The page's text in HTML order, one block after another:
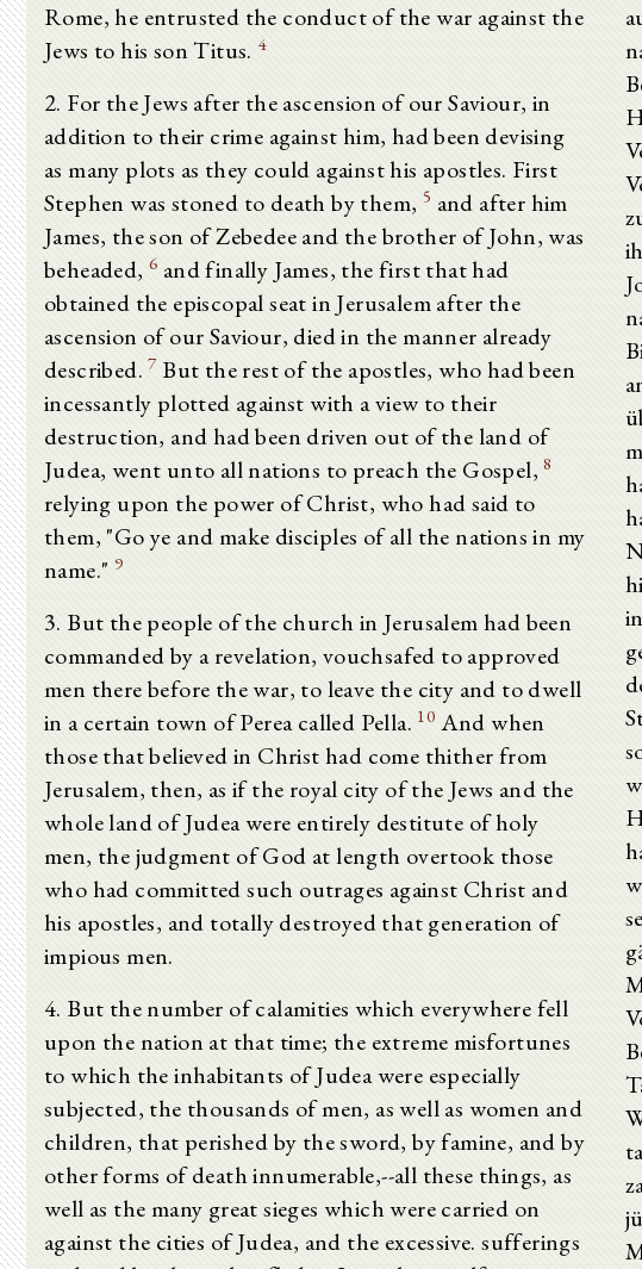
Rome, he entrusted the conduct of the war against the
Jews to his son Titus. 4
2. For the Jews after the ascension of our Saviour, in
addition to their crime against him, had been devising
as many plots as they could against his apostles. First
Stephen was stoned to death by them, 5 and after him
James, the son of Zebedee and the brother of John, was
beheaded,6 and finally James, the first that had
obtained the episcopal seat in Jerusalem after the
ascension of our Saviour, died in the manner already
described.7But the rest of the apostles, who had been
incessantly plotted against with a view to their
destruction, and had been driven out of the land of
Judea, went unto all nations to preach the Gospel,8
relying upon the power of Christ, who had said to
them, "Go ye and make disciples of all the nations in my
name." 9
3. But the people of the church in Jerusalem had been
commanded by a revelation, vouchsafed to approved
men there before the war, to leave the city and to dwell
in a certain town of Perea called Pella. 10 And when
those that believed in Christ had come thither from
Jerusalem, then, as if the royal city of the Jews and the
whole land of Judea were entirely destitute of holy
men, the judgment of God at length overtook those
who had committed such outrages against Christ and
his apostles, and totally destroyed that generation of
impious men.
4. But the number of calamities which everywhere fell
upon the nation at that time; the extreme misfortunes
to which the inhabitants of Judea were especially
subjected, the thousands of men, as well as women and
children, that perished by the sword, by famine, and by
other forms of death innumerable,--all these things, as
well as the many great sieges which were carried on
against the cities of Judea, and the excessive. sufferings